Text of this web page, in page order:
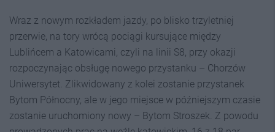
Wraz z nowym rozkładem jazdy, po blisko trzyletniej
przerwie, na tory wrócą pociągi kursujące między
Lublińcem a Katowicami, czyli na linii S8, przy okazji
rozpoczynając obsługę nowego przystanku – Chorzów
Uniwersytet. Zlikwidowany z kolei zostanie przystanek
Bytom Północny, ale w jego miejsce w późniejszym czasie
zostanie uruchomiony nowy – Bytom Stroszek. Z powodu